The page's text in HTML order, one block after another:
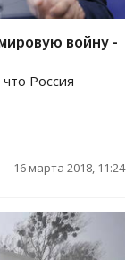
войну -
Россия
16 марта 2018, 11:24